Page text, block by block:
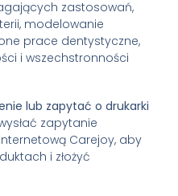
zastosowań,
modelowanie
prace dentystyczne,
i wszechstronności
lub zapytać o drukarki
zapytanie
Carejoy, aby
i złożyć